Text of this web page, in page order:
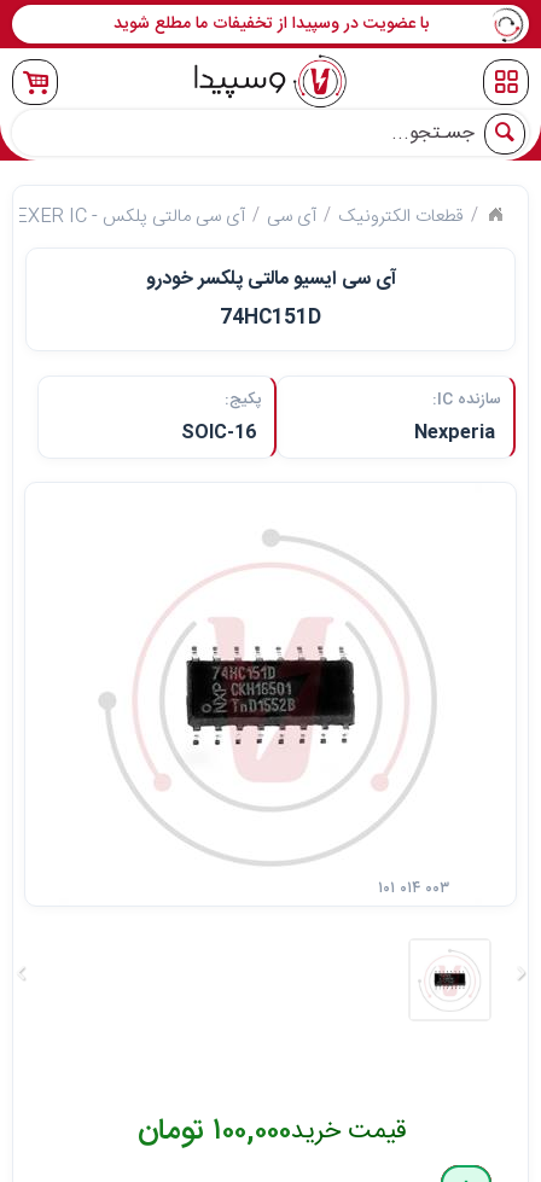
با عضویت در وسپیدا از تخفیفات ما مطلع شوید
قطعات الکترونیک آی سی آی سی مالتی پلکس - MULTIPLEXER IC
آی سی ایسیو مالتی‌ پلکسر خودرو
74HC151D
سازنده IC:
Nexperia
پکیج:
SOIC-16
۱۰۱ ۰۱۴ ۰۰۳
قیمت خرید۱۰۰,۰۰۰ تومان